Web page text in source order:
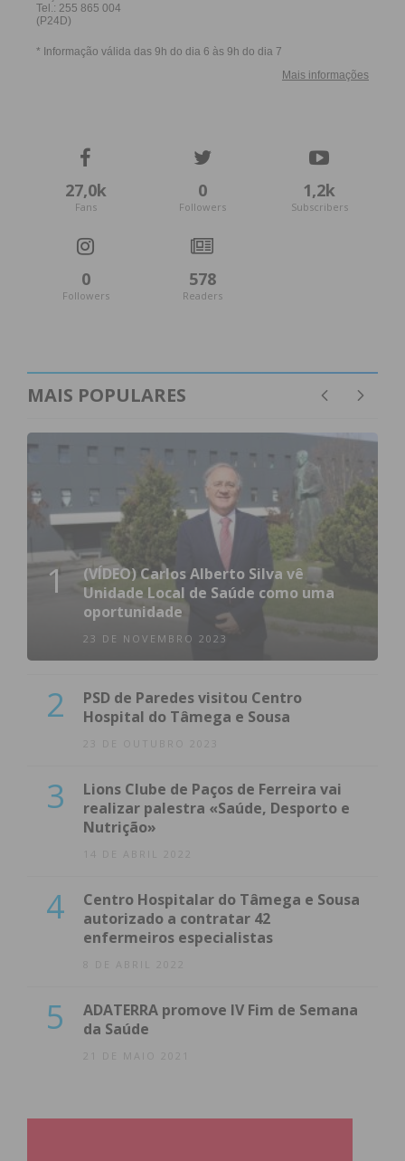
27,0k
Fans
0
Followers
1,2k
Subscribers
0
Followers
578
Readers
MAIS POPULARES
1
(VÍDEO) Carlos Alberto Silva vê
Unidade Local de Saúde como uma
oportunidade
23 DE NOVEMBRO 2023
2
PSD de Paredes visitou Centro
Hospital do Tâmega e Sousa
23 DE OUTUBRO 2023
3
Lions Clube de Paços de Ferreira vai
realizar palestra «Saúde, Desporto e
Nutrição»
14 DE ABRIL 2022
4
Centro Hospitalar do Tâmega e Sousa
autorizado a contratar 42
enfermeiros especialistas
8 DE ABRIL 2022
5
ADATERRA promove IV Fim de Semana
da Saúde
21 DE MAIO 2021